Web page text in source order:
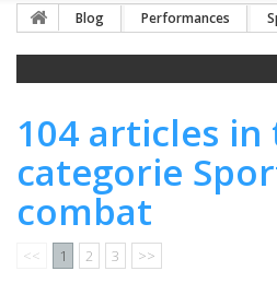
Blog Performances
104 articles in
categorie
combat
<< 1 2 3 >>